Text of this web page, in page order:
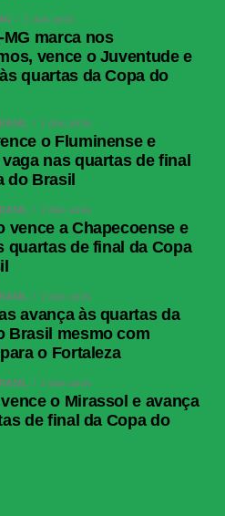
2 dias atrás
marca nos
vence o Juventude e
quartas da Copa do
2 dias atrás
o Fluminense e
nas quartas de final
do Brasil
2 dias atrás
vence a Chapecoense e
quartas de final da Copa
2 dias atrás
avança às quartas da
Brasil mesmo com
o Fortaleza
2 dias atrás
o Mirassol e avança
de final da Copa do